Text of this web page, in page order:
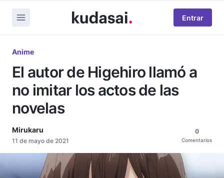
Entrar
Anime
El autor de Higehiro llamó a
no imitar los actos de las
novelas
Mirukaru
11 de mayo de 2021
0
Comentarios